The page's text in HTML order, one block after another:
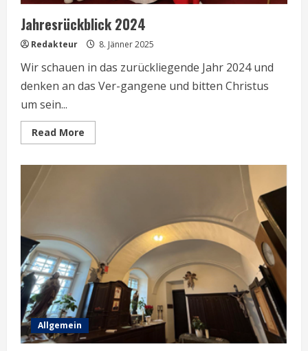
Jahresrückblick 2024
Redakteur 8. Jänner 2025
Wir schauen in das zurückliegende Jahr 2024 und
denken an das Ver-gangene und bitten Christus
um sein...
Read More
more
Allgemein